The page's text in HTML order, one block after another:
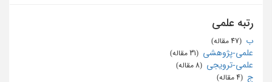
رتبه علمی
ب
علمی-پژوهشی
علمی-ترویجی
ج